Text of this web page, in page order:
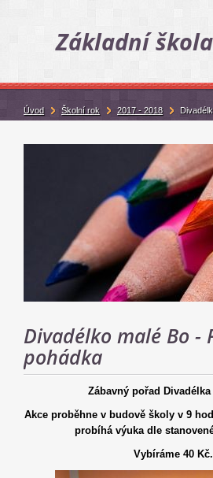
Základní
Divadélko malé Bo -
pohádka
Zábavný pořad Divadélka
Akce proběhne v budově školy v 9
probíhá výuka dle
Vybíráme 40 Kč.
Úvod Školní rok 2017 - 2018